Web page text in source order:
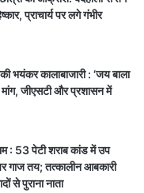
g
a
m
s
p
p
प्राचार्य पर लगे गंभीर
भयंकर कालाबाजारी : ‘जय बाला
जीएसटी और प्रशासन में
: 53 पेटी शराब कांड में उप
गाज तय; तत्कालीन आबकारी
से पुराना नाता